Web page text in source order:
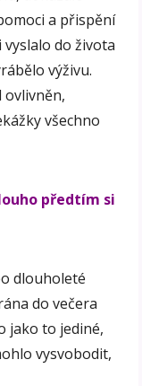
a přispění
do života
výživu.
ovlivněn,
všechno
předtím si
dlouholeté
do večera
jako to jediné,
vysvobodit,